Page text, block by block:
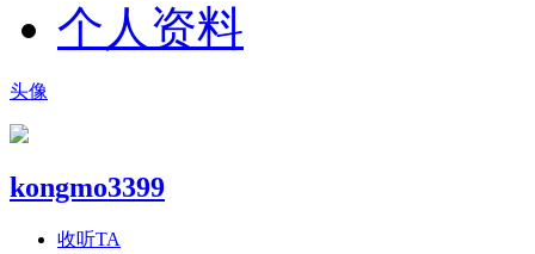
个人资料
头像
kongmo3399
收听TA